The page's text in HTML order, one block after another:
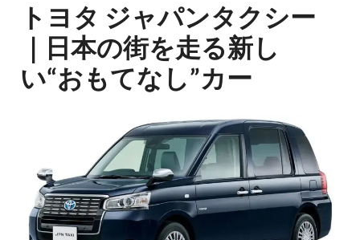
トヨタ ジャパンタクシー
｜日本の街を走る新し
い“おもてなし”カー